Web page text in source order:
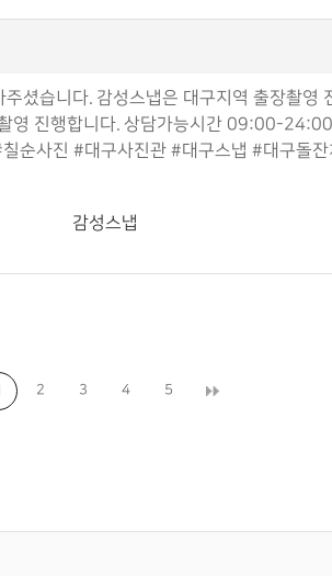
셨습니다. 감성스냅은 대구지역 출장촬영
영 진행합니다. 상담가능시간 09:00-
순사진 #대구사진관 #대구스냅 #대구돌잔
감성스냅
2 3 4 5